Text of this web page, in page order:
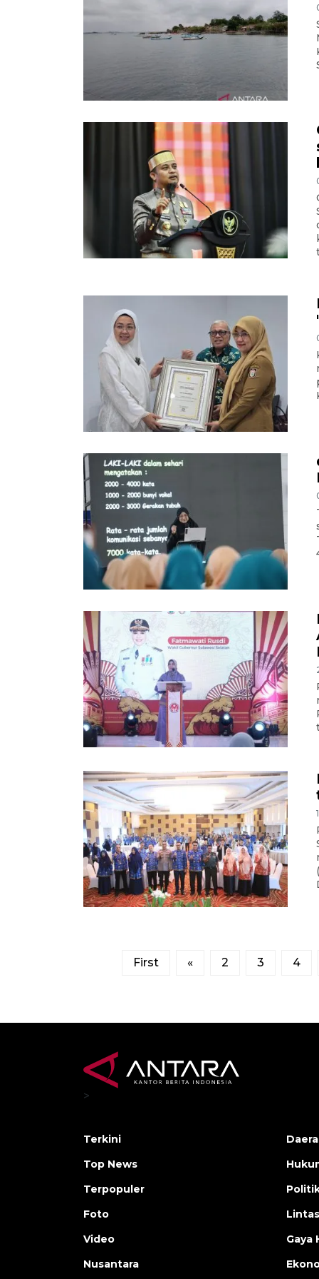
First « 2 3 4
>
Terkini
Top News
Terpopuler
Foto
Video
Nusantara
Gaya